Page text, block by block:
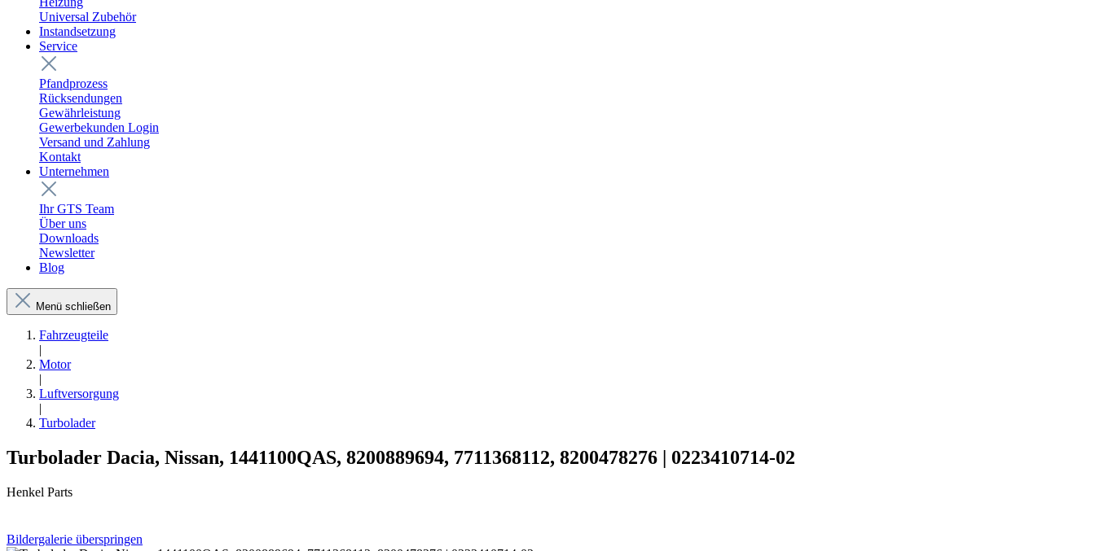
Universal Zubehör
Instandsetzung
Service
Pfandprozess
Rücksendungen
Gewährleistung
Gewerbekunden Login
Versand und Zahlung
Kontakt
Unternehmen
Ihr GTS Team
Über uns
Downloads
Newsletter
Blog
Menü schließen
Fahrzeugteile
|
Motor
|
Luftversorgung
|
Turbolader
Turbolader Dacia, Nissan, 1441100QAS, 8200889694, 7711368112, 8200478276 | 0223410714-02
Henkel Parts
Bildergalerie überspringen